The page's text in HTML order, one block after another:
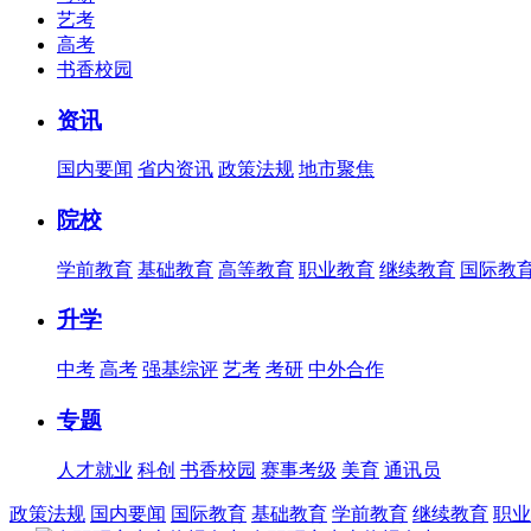
艺考
高考
书香校园
资讯
国内要闻 省内资讯 政策法规 地市聚焦
院校
学前教育 基础教育 高等教育 职业教育 继续教育 国际教
升学
中考 高考 强基综评 艺考 考研 中外合作
专题
人才就业 科创 书香校园 赛事考级 美育 通讯员
政策法规 国内要闻 国际教育 基础教育 学前教育 继续教育 职